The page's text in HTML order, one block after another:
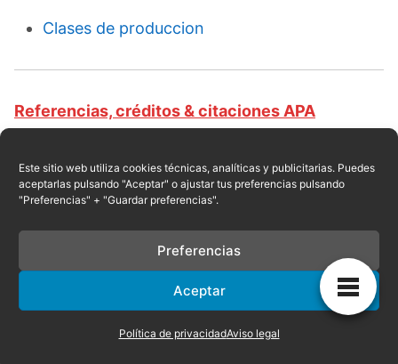
Este sitio web utiliza cookies técnicas, analíticas y publicitarias. Puedes
aceptarlas pulsando "Aceptar" o ajustar tus preferencias pulsando
"Preferencias" + "Guardar preferencias".
Aceptar
Preferencias
Política de privacidadAviso legal
Clases de produccion
Referencias, créditos & citaciones APA
de redacción profesional. (2017, 07). Clases de
comunismo. Escrito por:Raul E. Encarnación
Obtenido en fecha 08, 2026, desde el sitio web:
https://cursosonlineweb.com/comunismo.html
Privacidad|Referencias|Mapa|Contacto